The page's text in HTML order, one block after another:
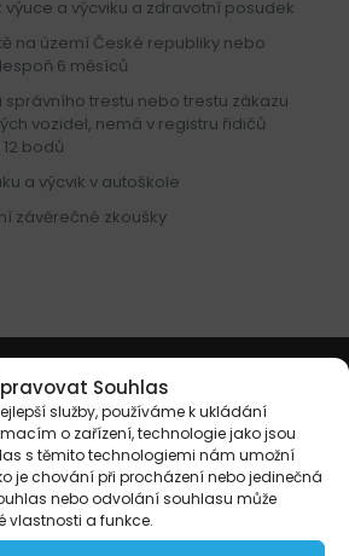
Souhlas
služby, používáme k ukládání
o zařízení, technologie jako jsou
s těmito technologiemi nám umožní
je chování při procházení nebo jedinečná
nebo odvolání souhlasu může
vlastnosti a funkce.
výuce a výcviku a zdravotní posudek
na území České republiky nebo
6 měsíců
správního trestu nebo trestu zákazu
vozidel, nemá v registru řidičů
bodů
a výcvik v autoškole
závěrečné zkoušky
Školicí učebny
Učebna Pardubice
Spravedlnosti 1533,